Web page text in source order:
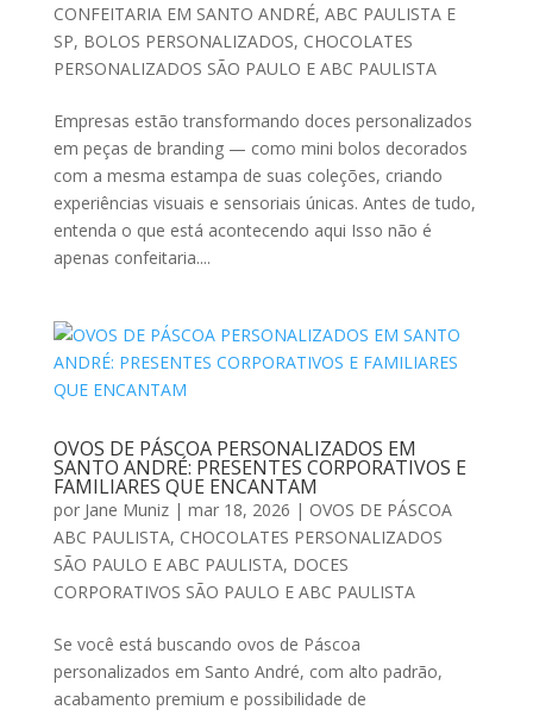
CONFEITARIA EM SANTO ANDRÉ, ABC PAULISTA E
SP, BOLOS PERSONALIZADOS, CHOCOLATES
PERSONALIZADOS SÃO PAULO E ABC PAULISTA
Empresas estão transformando doces personalizados
em peças de branding — como mini bolos decorados
com a mesma estampa de suas coleções, criando
experiências visuais e sensoriais únicas. Antes de tudo,
entenda o que está acontecendo aqui Isso não é
apenas confeitaria....
OVOS DE PÁSCOA PERSONALIZADOS EM
SANTO ANDRÉ: PRESENTES CORPORATIVOS E
FAMILIARES QUE ENCANTAM
por Jane Muniz| mar 18, 2026 | OVOS DE PÁSCOA
ABC PAULISTA, CHOCOLATES PERSONALIZADOS
SÃO PAULO E ABC PAULISTA, DOCES
CORPORATIVOS SÃO PAULO E ABC PAULISTA
Se você está buscando ovos de Páscoa
personalizados em Santo André, com alto padrão,
acabamento premium e possibilidade de